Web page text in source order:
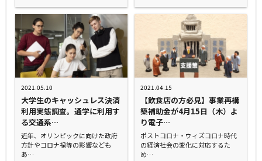
2021.05.10
大学生のキャッシュレス決済
利用実態調査。通学に利用す
る交通系…
近年、オリンピックに向けた政府
方針やコロナ禍等の影響なども
あ…
2021.04.15
【飲食店の方必見】事業再構
築補助金が4月15日（木）よ
り電子…
ポストコロナ・ウィズコロナ時代
の経済社会の変化に対応するた
め…